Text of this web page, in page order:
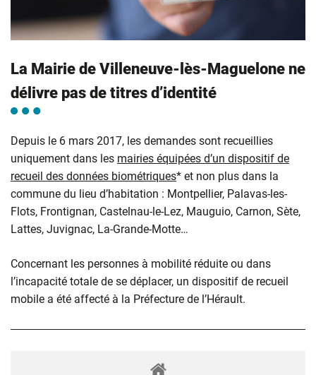
La Mairie de Villeneuve-lès-Maguelone ne
délivre pas de titres d’identité
Depuis le 6 mars 2017, les demandes sont recueillies
uniquement dans les mairies équipées d’un dispositif de
recueil des données biométriques* et non plus dans la
commune du lieu d’habitation : Montpellier, Palavas-les-
Flots, Frontignan, Castelnau-le-Lez, Mauguio, Carnon, Sète,
Lattes, Juvignac, La-Grande-Motte…
Concernant les personnes à mobilité réduite ou dans
l’incapacité totale de se déplacer, un dispositif de recueil
mobile a été affecté à la Préfecture de l’Hérault.